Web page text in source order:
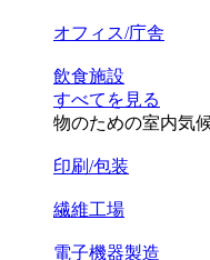
オフィス/庁舎
飲食施設
すべてを見る
物のための室内気
印刷/包装
繊維工場
電子機器製造